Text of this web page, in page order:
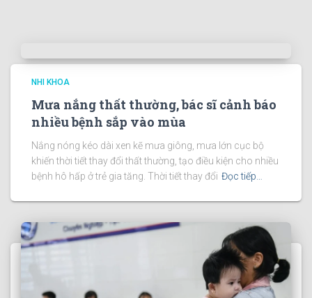
NHI KHOA
Mưa nắng thất thường, bác sĩ cảnh báo
nhiều bệnh sắp vào mùa
Nắng nóng kéo dài xen kẽ mưa giông, mưa lớn cục bộ
khiến thời tiết thay đổi thất thường, tạo điều kiện cho nhiều
bệnh hô hấp ở trẻ gia tăng. Thời tiết thay đổi Đọc tiếp…